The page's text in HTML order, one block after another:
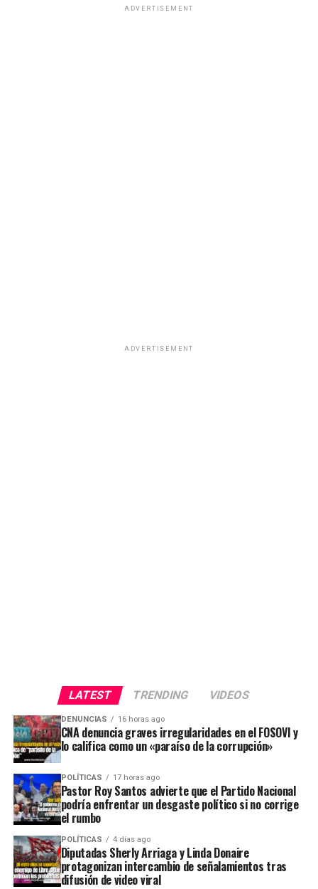
ADVERTISEMENT
ADVERTISEMENT
LATEST TRENDING VIDEOS
DENUNCIAS 16 horas ago
CNA denuncia graves irregularidades en el FOSOVI y
lo califica como un «paraíso de la corrupción»
POLÍTICAS 17 horas ago
Pastor Roy Santos advierte que el Partido Nacional
podría enfrentar un desgaste político si no corrige
el rumbo
POLÍTICAS 4 días ago
Diputadas Sherly Arriaga y Linda Donaire
protagonizan intercambio de señalamientos tras
difusión de video viral